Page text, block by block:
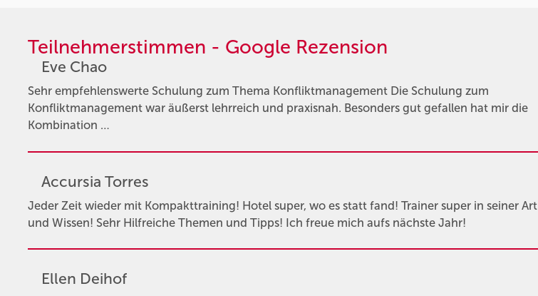
Teilnehmerstimmen - Google Rezension
Eve Chao
Sehr empfehlenswerte Schulung zum Thema Konfliktmanagement Die Schulung zum
Konfliktmanagement war äußerst lehrreich und praxisnah. Besonders gut gefallen hat mir die
Kombination …
Accursia Torres
Jeder Zeit wieder mit Kompakttraining! Hotel super, wo es statt fand! Trainer super in seiner Art
und Wissen! Sehr Hilfreiche Themen und Tipps! Ich freue mich aufs nächste Jahr!
Ellen Deihof